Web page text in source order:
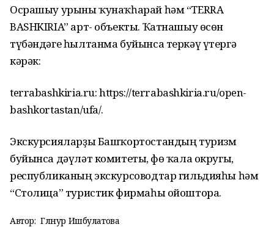
Осрашыу урыны ҡунаҡһарай һәм “TERRA
BASHKIRIA” арт- объекты. Ҡатнашыу өсөн
түбәндәге һылтанма буйынса теркәү үтергә
кәрәк:
terrabashkiria.ru: https://terrabashkiria.ru/open-
bashkortastan/ufa/.
Экскурсияларҙы Башҡортостандың туризм
буйынса дәүләт комитеты, Өфө ҡала округы,
республиканың экскурсоводтар гильдияһы һәм
“Столица” туристик фирмаһы ойоштора.
Автор: Гөлнур Ишбулатова